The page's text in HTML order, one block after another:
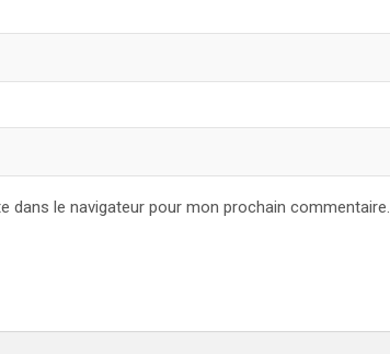
dans le navigateur pour mon prochain commentaire.